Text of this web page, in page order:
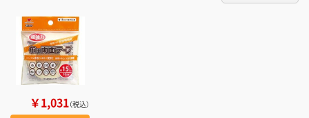
￥1,031（税込）